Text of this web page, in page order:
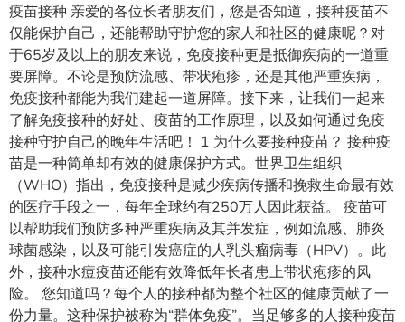
疫苗接种 亲爱的各位长者朋友们，您是否知道，接种疫苗不
仅能保护自己，还能帮助守护您的家人和社区的健康呢？对
于65岁及以上的朋友来说，免疫接种更是抵御疾病的一道重
要屏障。不论是预防流感、带状疱疹，还是其他严重疾病，
免疫接种都能为我们建起一道屏障。接下来，让我们一起来
了解免疫接种的好处、疫苗的工作原理，以及如何通过免疫
接种守护自己的晚年生活吧！ 1 为什么要接种疫苗？ 接种疫
苗是一种简单却有效的健康保护方式。世界卫生组织
（WHO）指出，免疫接种是减少疾病传播和挽救生命最有效
的医疗手段之一，每年全球约有250万人因此获益。 疫苗可
以帮助我们预防多种严重疾病及其并发症，例如流感、肺炎
球菌感染，以及可能引发癌症的人乳头瘤病毒（HPV）。此
外，接种水痘疫苗还能有效降低年长者患上带状疱疹的风
险。 您知道吗？每个人的接种都为整个社区的健康贡献了一
份力量。这种保护被称为“群体免疫”。当足够多的人接种疫苗